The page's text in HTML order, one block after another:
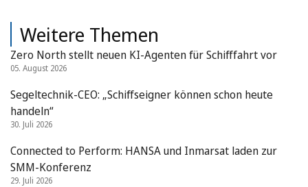
Weitere Themen
Zero North stellt neuen KI-Agenten für Schifffahrt vor
05. August 2026
Segeltechnik-CEO: „Schiffseigner können schon heute
handeln“
30. Juli 2026
Connected to Perform: HANSA und Inmarsat laden zur
SMM-Konferenz
29. Juli 2026